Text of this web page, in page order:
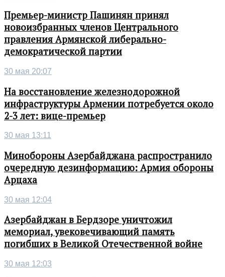
Премьер-министр Пашинян принял
новоизбранных членов Центрального
правления Армянской либерально-
демократической партии
30 мая 20:07
На восстановление железнодорожной
инфраструктуры Армении потребуется около
2-3 лет: вице-премьер
30 мая 13:11
Минобороны Азербайджана распространило
очередную дезинформацию: Армия обороны
Арцаха
30 мая 12:04
Азербайджан в Бердзоре уничтожил
мемориал, увековечивающий память
погибших в Великой Отечественной войне
30 мая 12:03